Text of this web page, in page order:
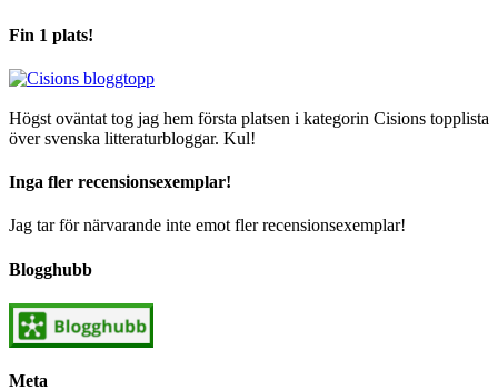
Fin 1 plats!
Högst oväntat tog jag hem första platsen i kategorin Cisions topplista
över svenska litteraturbloggar. Kul!
Inga fler recensionsexemplar!
Jag tar för närvarande inte emot fler recensionsexemplar!
Blogghubb
Meta